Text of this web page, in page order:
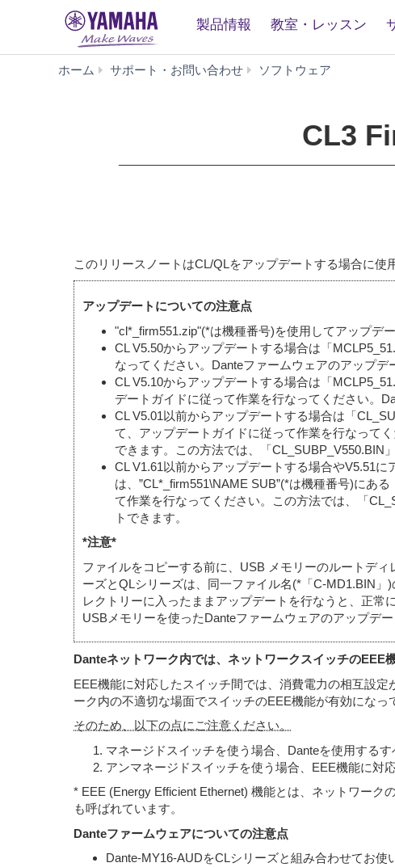
製品情報 教室・レッスン
ホーム サポート・お問い合わせ ソフトウェア
バ
CL3
このリリースノートはCL/QLをアップデートする場合に使
アップデートについての注意点
"cl*_firm551.zip"(*は機種番号)を使用してアップデ
CL V5.50からアップデートする場合は「
なってください。Danteファームウェアのアップデ
CL V5.10からアップデートする場合は「
デートガイドに従って作業を行なってください。
CL V5.01以前からアップデートする場合は「
て、アップデートガイドに従って作業を行なって
できます。この方法では、「CL_SUBP_V550.BIN
CL V1.61以前からアップデートする場合やV5.51
は、”CL*_firm551\NAME SUB”(*は機種番号)にあ
て作業を行なってください。この方法では、「
トできます。
*注意*
ファイルをコピーする前に、USB メモリーのルートデ
ーズとQLシリーズは、同一ファイル名(*「C-MD1.BIN
レクトリーに入ったままアップデートを行なうと、正常
USBメモリーを使ったDanteファームウェアのアップデー
Danteネットワーク内では、ネットワークスイッチのEEE
EEE機能に対応したスイッチ間では、消費電力の相互設
ーク内の不適切な場面でスイッチのEEE機能が有効にな
そのため、以下の点にご注意ください。
マネージドスイッチを使う場合、Danteを使用する
アンマネージドスイッチを使う場合、EEE機能に対
* EEE (Energy Efficient Ethernet) 機能とは、ネットワー
も呼ばれています。
Danteファームウェアについての注意点
Dante-MY16-AUDをCLシリーズと組み合わせてお使